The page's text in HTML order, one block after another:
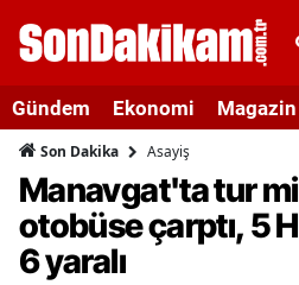
Gündem Ekonomi Magazin
Son Dakika Asayiş
Manavgat'ta tur
otobüse çarptı, 5
6 yaralı